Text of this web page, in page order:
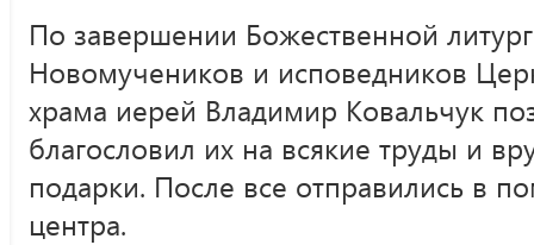
По завершении Божественной
Новомучеников и исповедников
храма иерей Владимир Ковальчук
благословил их на всякие труды и
подарки. После все отправились в
центра.